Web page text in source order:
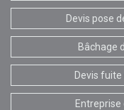
Devis pose
Bâchage
Devis